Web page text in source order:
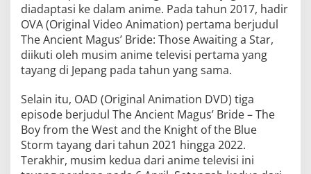
diadaptasi ke dalam anime. Pada tahun 2017, hadir
OVA (Original Video Animation) pertama berjudul
The Ancient Magus’ Bride: Those Awaiting a Star,
diikuti oleh musim anime televisi pertama yang
tayang di Jepang pada tahun yang sama.
Selain itu, OAD (Original Animation DVD) tiga
episode berjudul The Ancient Magus’ Bride – The
Boy from the West and the Knight of the Blue
Storm tayang dari tahun 2021 hingga 2022.
Terakhir, musim kedua dari anime televisi ini